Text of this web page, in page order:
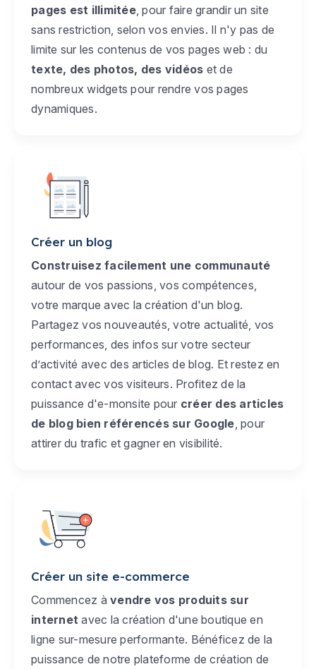
pages est illimitée, pour faire grandir un site
sans restriction, selon vos envies. Il n'y pas de
limite sur les contenus de vos pages web : du
texte, des photos, des vidéos et de
nombreux widgets pour rendre vos pages
dynamiques.
Créer un blog
Construisez facilement une communauté
autour de vos passions, vos compétences,
votre marque avec la création d'un blog.
Partagez vos nouveautés, votre actualité, vos
performances, des infos sur votre secteur
d’activité avec des articles de blog. Et restez en
contact avec vos visiteurs. Profitez de la
puissance d'e-monsite pour créer des articles
de blog bien référencés sur Google , pour
attirer du trafic et gagner en visibilité.
Créer un site e-commerce
Commencez à vendre vos produits sur
internet avec la création d'une boutique en
ligne sur-mesure performante. Bénéficez de la
puissance de notre plateforme de création de